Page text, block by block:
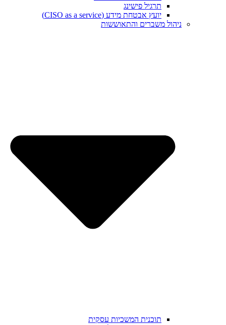
תרגיל פישינג
יועץ אבטחת מידע (CISO as a service)
ניהול משברים והתאוששות
תוכנית המשכיות עסקית